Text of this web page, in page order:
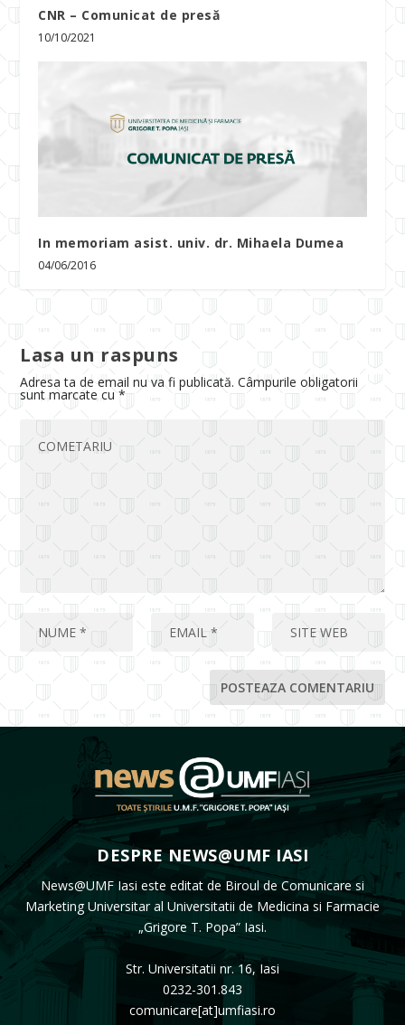
CNR – Comunicat de presă
10/10/2021
In memoriam asist. univ. dr. Mihaela Dumea
04/06/2016
Lasa un raspuns
Adresa ta de email nu va fi publicată. Câmpurile obligatorii
sunt marcate cu*
DESPRE NEWS@UMF IASI
News@UMF Iasi este editat de Biroul de Comunicare si
Marketing Universitar al Universitatii de Medicina si Farmacie
„Grigore T. Popa” Iasi.
Str. Universitatii nr. 16, Iasi
0232-301.843
comunicare[at]umfiasi.ro